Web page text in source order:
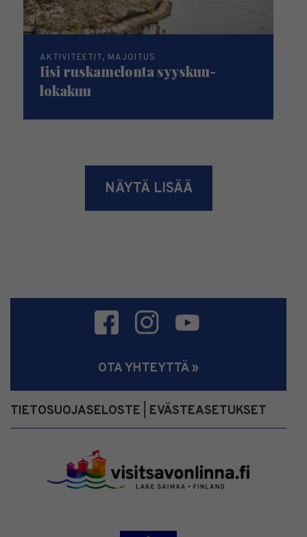
AKTIVITEETIT, MAJOITUS
Iisi ruskamelonta syyskuu-
lokakuu
NÄYTÄ LISÄÄ
OTA YHTEYTTÄ »
TIETOSUOJASELOSTE EVÄSTEASETUKSET